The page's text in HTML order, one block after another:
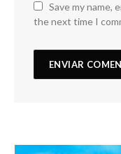
Save my name,
the next time I